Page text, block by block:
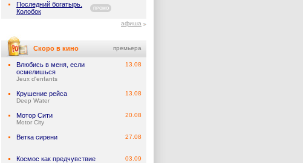
Последний богатырь.
Колобок
ПРОМО
афиша
Скоро в кино премьера
Влюбись в меня, если
осмелишься
Jeux d'enfants
13.08
Крушение рейса
Deep Water
13.08
Мотор Сити
Motor City
20.08
Ветка сирени 27.08
Космос как предчувствие 03.09